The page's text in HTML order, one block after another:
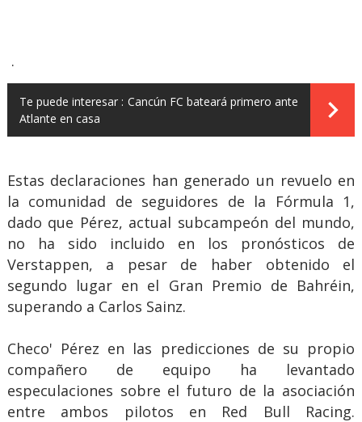
.
Te puede interesar : Cancún FC bateará primero ante
Atlante en casa
Estas declaraciones han generado un revuelo en
la comunidad de seguidores de la Fórmula 1,
dado que Pérez, actual subcampeón del mundo,
no ha sido incluido en los pronósticos de
Verstappen, a pesar de haber obtenido el
segundo lugar en el Gran Premio de Bahréin,
superando a Carlos Sainz.
Checo' Pérez en las predicciones de su propio
compañero de equipo ha levantado
especulaciones sobre el futuro de la asociación
entre ambos pilotos en Red Bull Racing.